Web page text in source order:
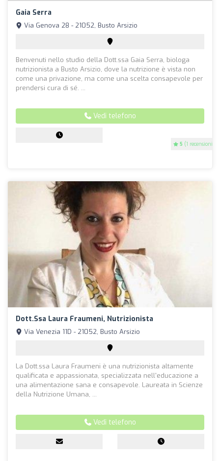
Gaia Serra
5 (1 recensioni)
Via Genova 28 - 21052, Busto Arsizio
Benvenuti nello studio della Dott.ssa Gaia Serra, biologa
nutrizionista a Busto Arsizio, dove la nutrizione è vista non
come una privazione, ma come una scelta consapevole per
prendersi cura di sé. ...
Vedi telefono
Dott.ssa Laura Fraumeni, Nutrizionista
Via Venezia 11D - 21052, Busto Arsizio
La Dott.ssa Laura Fraumeni è una nutrizionista altamente
qualificata e appassionata, specializzata nell'educazione a
una alimentazione sana e consapevole. Laureata in Scienze
della Nutrizione Umana, ...
Vedi telefono